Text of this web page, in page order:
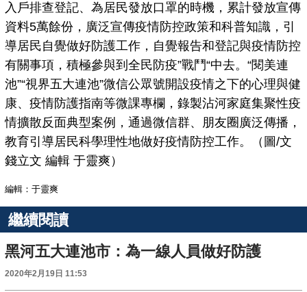
入戶排查登記、為居民發放口罩的時機，累計發放宣傳
資料5萬餘份，廣泛宣傳疫情防控政策和科普知識，引
導居民自覺做好防護工作，自覺報告和登記與疫情防控
有關事項，積極參與到全民防疫”戰鬥“中去。“閱美連
池”“視界五大連池”微信公眾號開設疫情之下的心理與健
康、疫情防護指南等微課專欄，錄製沾河家庭集聚性疫
情擴散反面典型案例，通過微信群、朋友圈廣泛傳播，
教育引導居民科學理性地做好疫情防控工作。（圖/文
錢立文 編輯 于靈爽）
編輯：于靈爽
繼續閱讀
黑河五大連池市：為一線人員做好防護
2020年2月19日 11:53